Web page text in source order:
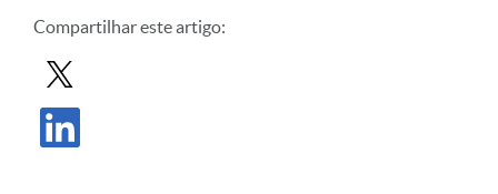
Compartilhar este artigo:
Compartilhar postagem no X